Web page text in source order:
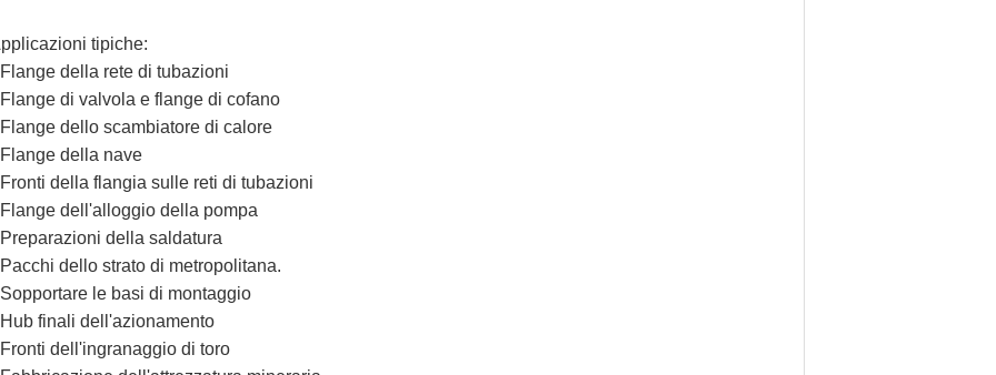
tipiche:
Flange della rete di tubazioni
Flange di valvola e flange di cofano
Flange dello scambiatore di calore
Flange della nave
Fronti della flangia sulle reti di tubazioni
Flange dell'alloggio della pompa
Preparazioni della saldatura
Pacchi dello strato di metropolitana.
Sopportare le basi di montaggio
Hub finali dell'azionamento
Fronti dell'ingranaggio di toro